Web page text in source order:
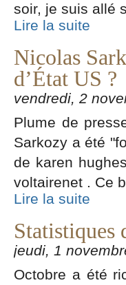
soir, je suis allé
Lire la suite
Nicolas
d’État US ?
vendredi, 2
Plume de
Sarkozy a été
de karen
voltairenet . Ce
Lire la suite
Statistiques
jeudi, 1
Octobre a été